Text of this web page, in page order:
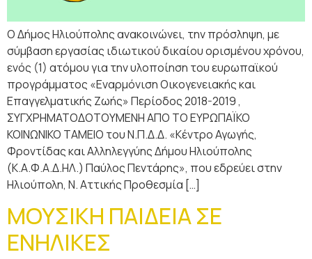
Ο Δήμος Ηλιούπολης ανακοινώνει, την πρόσληψη, με
σύμβαση εργασίας ιδιωτικού δικαίου ορισμένου χρόνου,
ενός (1) ατόμου για την υλοποίηση του ευρωπαϊκού
προγράμματος «Εναρμόνιση Οικογενειακής και
Επαγγελματικής Ζωής» Περίοδος 2018-2019 ,
ΣΥΓΧΡΗΜΑΤΟΔΟΤΟΥΜΕΝΗ ΑΠΟ ΤΟ ΕΥΡΩΠΑΪΚΟ
ΚΟΙΝΩΝΙΚΟ ΤΑΜΕΙΟ του Ν.Π.Δ.Δ. «Κέντρο Αγωγής,
Φροντίδας και Αλληλεγγύης Δήμου Ηλιούπολης
(Κ.Α.Φ.Α.Δ.ΗΛ.) Παύλος Πεντάρης», που εδρεύει στην
Ηλιούπολη, Ν. Αττικής Προθεσμία […]
ΜΟΥΣΙΚΗ ΠΑΙΔΕΙΑ ΣΕ
ΕΝΗΛΙΚΕΣ